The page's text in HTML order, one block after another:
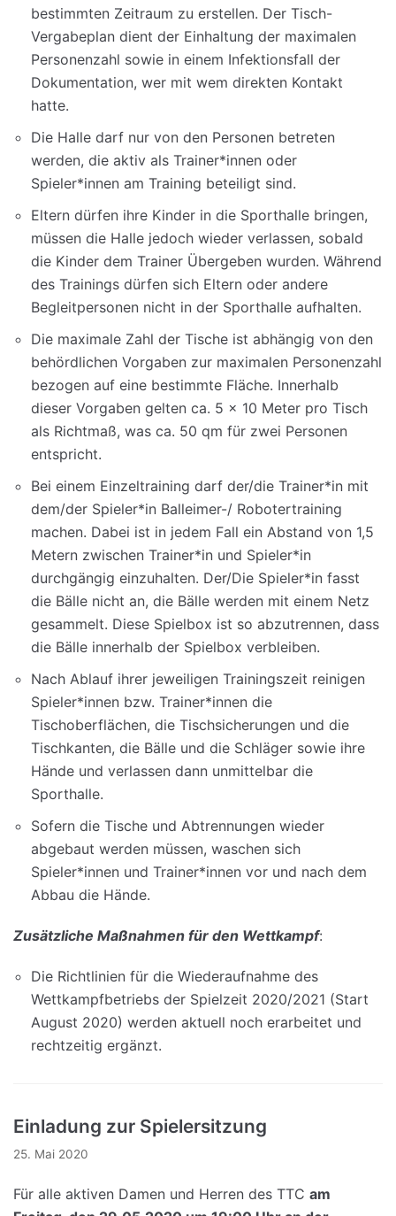
bestimmten Zeitraum zu erstellen. Der Tisch-
Vergabeplan dient der Einhaltung der maximalen
Personenzahl sowie in einem Infektionsfall der
Dokumentation, wer mit wem direkten Kontakt
hatte.
Die Halle darf nur von den Personen betreten
werden, die aktiv als Trainer*innen oder
Spieler*innen am Training beteiligt sind.
Eltern dürfen ihre Kinder in die Sporthalle bringen,
müssen die Halle jedoch wieder verlassen, sobald
die Kinder dem Trainer Übergeben wurden. Während
des Trainings dürfen sich Eltern oder andere
Begleitpersonen nicht in der Sporthalle aufhalten.
Die maximale Zahl der Tische ist abhängig von den
behördlichen Vorgaben zur maximalen Personenzahl
bezogen auf eine bestimmte Fläche. Innerhalb
dieser Vorgaben gelten ca. 5 x 10 Meter pro Tisch
als Richtmaß, was ca. 50 qm für zwei Personen
entspricht.
Bei einem Einzeltraining darf der/die Trainer*in mit
dem/der Spieler*in Balleimer-/ Robotertraining
machen. Dabei ist in jedem Fall ein Abstand von 1,5
Metern zwischen Trainer*in und Spieler*in
durchgängig einzuhalten. Der/Die Spieler*in fasst
die Bälle nicht an, die Bälle werden mit einem Netz
gesammelt. Diese Spielbox ist so abzutrennen, dass
die Bälle innerhalb der Spielbox verbleiben.
Nach Ablauf ihrer jeweiligen Trainingszeit reinigen
Spieler*innen bzw. Trainer*innen die
Tischoberflächen, die Tischsicherungen und die
Tischkanten, die Bälle und die Schläger sowie ihre
Hände und verlassen dann unmittelbar die
Sporthalle.
Sofern die Tische und Abtrennungen wieder
abgebaut werden müssen, waschen sich
Spieler*innen und Trainer*innen vor und nach dem
Abbau die Hände.
Zusätzliche Maßnahmen für den Wettkampf:
Die Richtlinien für die Wiederaufnahme des
Wettkampfbetriebs der Spielzeit 2020/2021 (Start
August 2020) werden aktuell noch erarbeitet und
rechtzeitig ergänzt.
Einladung zur Spielersitzung
25. Mai 2020
Für alle aktiven Damen und Herren des TTC am